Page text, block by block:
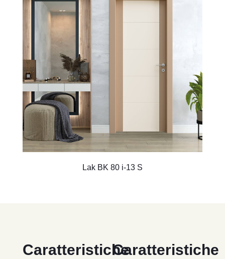
Lak BK 80 i-13 S
Caratteristiche
Caratteristiche